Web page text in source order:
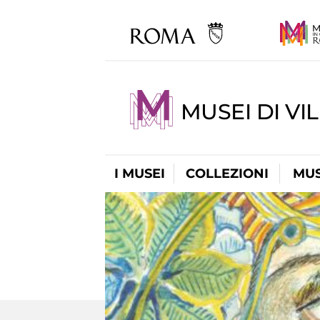
MUSEI DI
I MUSEI COLLEZIONI